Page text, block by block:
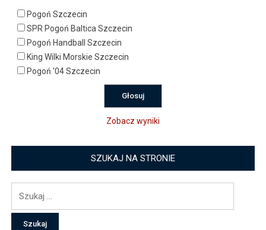
Pogoń Szczecin
SPR Pogoń Baltica Szczecin
Pogoń Handball Szczecin
King Wilki Morskie Szczecin
Pogoń '04 Szczecin
Zobacz wyniki
SZUKAJ NA STRONIE